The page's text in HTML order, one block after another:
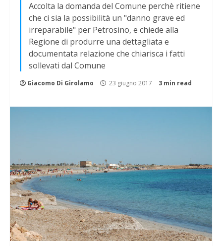
Accolta la domanda del Comune perchè ritiene
che ci sia la possibilità un "danno grave ed
irreparabile" per Petrosino, e chiede alla
Regione di produrre una dettagliata e
documentata relazione che chiarisca i fatti
sollevati dal Comune
Giacomo Di Girolamo 23 giugno 2017 3 min read